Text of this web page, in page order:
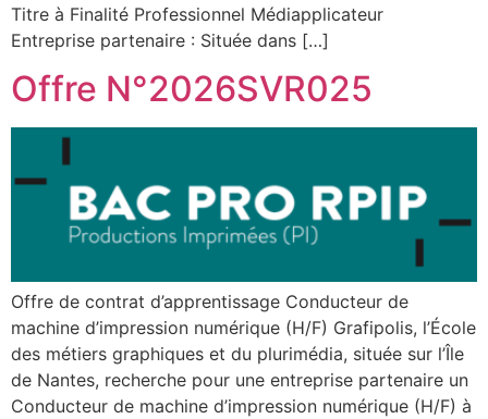
Titre à Finalité Professionnel Médiapplicateur
Entreprise partenaire : Située dans […]
Offre N°2026SVR025
Offre de contrat d’apprentissage Conducteur de
machine d’impression numérique (H/F) Grafipolis, l’École
des métiers graphiques et du plurimédia, située sur l’Île
de Nantes, recherche pour une entreprise partenaire un
Conducteur de machine d’impression numérique (H/F) à